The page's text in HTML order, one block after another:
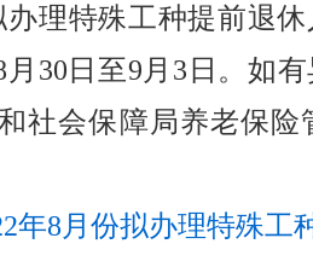
办理特殊工种提前退
月30日至9月3日。如
社会保障局养老保
年8月份拟办理特殊工